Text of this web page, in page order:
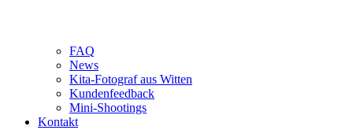
FAQ
News
Kita-Fotograf aus Witten
Kundenfeedback
Mini-Shootings
Kontakt